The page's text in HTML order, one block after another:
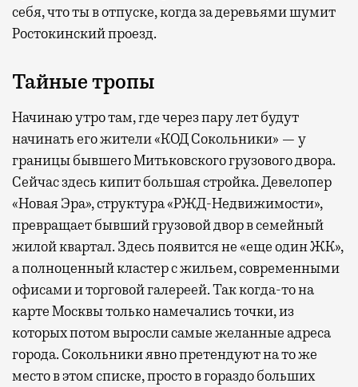
себя, что ты в отпуске, когда за деревьями шумит
Ростокинский проезд.
Тайные тропы
Начинаю утро там, где через пару лет будут
начинать его жители «КОД Сокольники» — у
границы бывшего Митьковского грузового двора.
Сейчас здесь кипит большая стройка. Девелопер
«Новая Эра», структура «РЖД-Недвижимости»,
превращает бывший грузовой двор в семейный
жилой квартал. Здесь появится не «еще один ЖК»,
а полноценный кластер с жильем, современными
офисами и торговой галереей. Так когда-то на
карте Москвы только намечались точки, из
которых потом выросли самые желанные адреса
города. Сокольники явно претендуют на то же
место в этом списке, просто в гораздо больших